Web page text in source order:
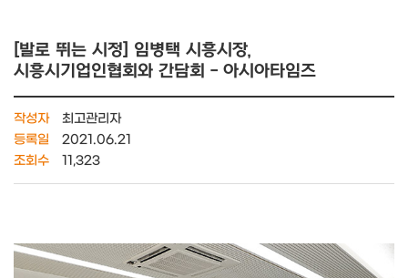
[발로 뛰는 시정] 임병택 시흥시장,
시흥시기업인협회와 간담회 - 아시아타임즈
작성자
최고관리자
등록일
2021.06.21
조회수
11,323